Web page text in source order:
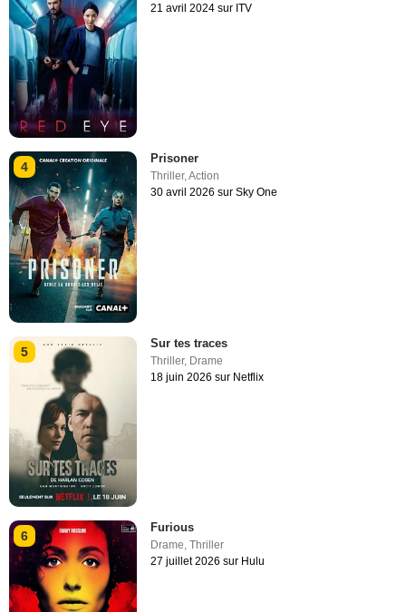
21 avril 2024 sur ITV
4
Prisoner
Thriller,Action
30 avril 2026 sur Sky One
5
Sur tes traces
Thriller, Drame
18 juin 2026 sur Netflix
6
Furious
Drame,Thriller
27 juillet 2026 sur Hulu